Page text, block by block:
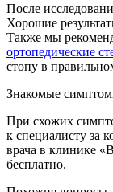
После
Хорошие
Также мы
ортопедические
стопу в
Знакомые
При схожих
к специалисту за
врача в клинике
бесплатно.